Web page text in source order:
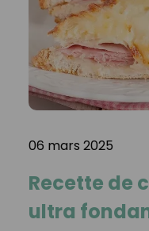
06 mars 2025
Recette de
ultra